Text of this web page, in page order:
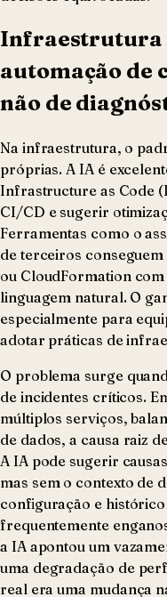
Infraestrutura
automação de
não de
Na infraestrutura, o
próprias. A IA é
Infrastructure as Code
CI/CD e sugerir
Ferramentas como o
de terceiros
ou CloudFormation
linguagem natural. O
especialmente para
adotar práticas de
O problema surge
de incidentes críticos.
múltiplos serviços,
de dados, a causa raiz
A IA pode sugerir
mas sem o contexto de
configuração e histórico
frequentemente
a IA apontou um
uma degradação de
real era uma mudança